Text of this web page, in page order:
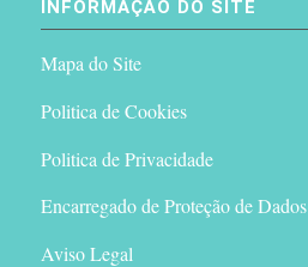
INFORMAÇÃO DO SITE
Mapa do Site
Politica de Cookies
Politica de Privacidade
Encarregado de Proteção de Dados
Aviso Legal